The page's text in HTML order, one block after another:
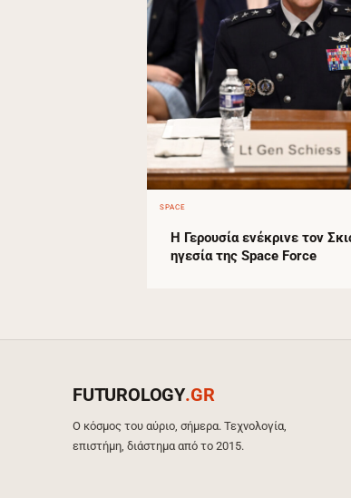
SPACE
Η Γερουσία ενέκρινε τον
ηγεσία της Space Force
FUTUROLOGY.GR
Ο κόσμος του αύριο, σήμερα. Τεχνολογία,
επιστήμη, διάστημα από το 2015.